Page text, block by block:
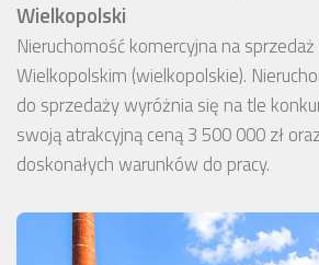
Wielkopolski
Nieruchomość komercyjna na
Wielkopolskim (wielkopolskie).
do sprzedaży wyróżnia się na tle
swoją atrakcyjną ceną 3 500 000 zł
doskonałych warunków do pracy.